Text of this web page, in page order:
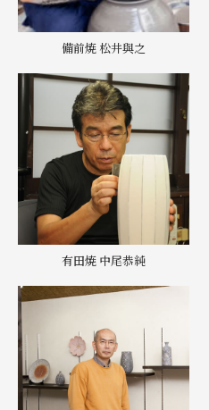
備前焼 松井與之
有田焼 中尾恭純